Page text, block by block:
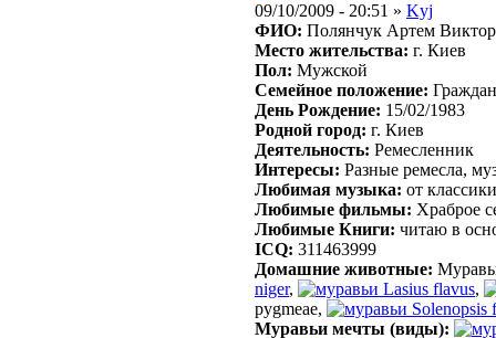
09/10/2009 - 20:51 » Kyj
ФИО: Полянчук Артем
Место жительства: г. Киев
Пол: Мужской
Семейное положение:
День Рождение: 15/02/1983
Родной город: г. Киев
Деятельность: Ремесленник
Интересы: Разные ремесла,
Любимая музыка: от
Любимые фильмы: Храброе
Любимые Книги: читаю в
ICQ: 311463999
Домашние животные:
niger, Lasius flavus,
pygmeae,
Solenopsis
Муравьи мечты (виды):